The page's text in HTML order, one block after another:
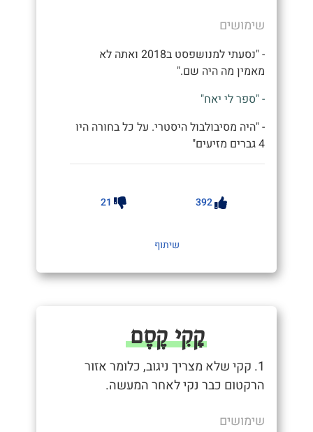
שימושים
- "נסעתי למנושפסט ב2018 ואתה לא
מאמין מה היה שם."
- "ספר לי יאח"
- "היה מסיבולבול היסטרי. על כל בחורה היו
4 גברים מזיעים"
392
21
שיתוף
קָקִי קֶסֶם
1. קקי שלא מצריך ניגוב, כלומר אזור
הרקטום כבר נקי לאחר המעשה.
שימושים